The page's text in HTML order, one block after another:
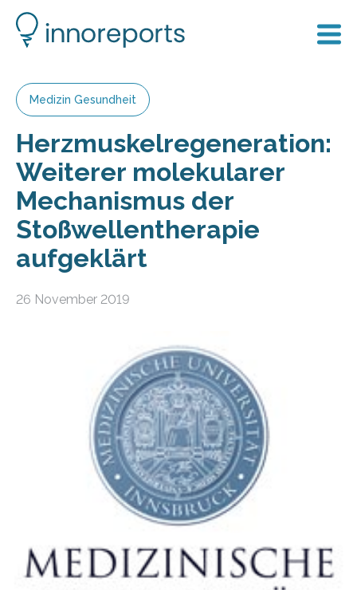
Medizin Gesundheit
Herzmuskelregeneration:
Weiterer molekularer
Mechanismus der
Stoßwellentherapie
aufgeklärt
26 November 2019